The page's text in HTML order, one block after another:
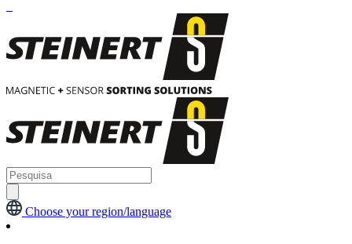
Choose your region/language